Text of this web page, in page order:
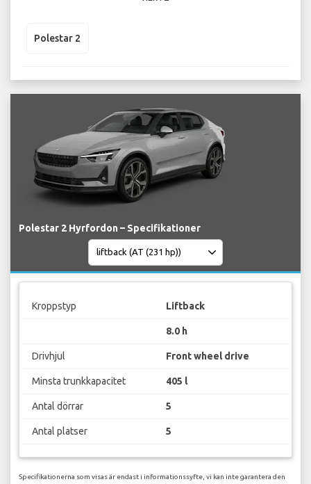
Polestar 2
Polestar 2 Hyrfordon – Specifikationer
Kroppstyp Liftback
8.0 h
Drivhjul Front wheel drive
Minsta trunkkapacitet 405 l
Antal dörrar 5
Antal platser 5
Specifikationerna som visas är endast i informationssyfte, vi kan inte garantera den